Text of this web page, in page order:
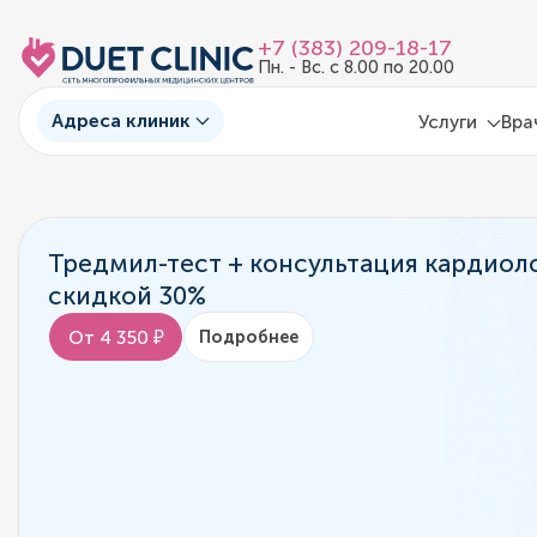
+7 (383) 209-18-17
Пн. - Вс. с 8.00 по 20.00
Адреса клиник Услуги
Тредмил-тест + консультация
скидкой 30%
От 4 350 ₽ Подробнее